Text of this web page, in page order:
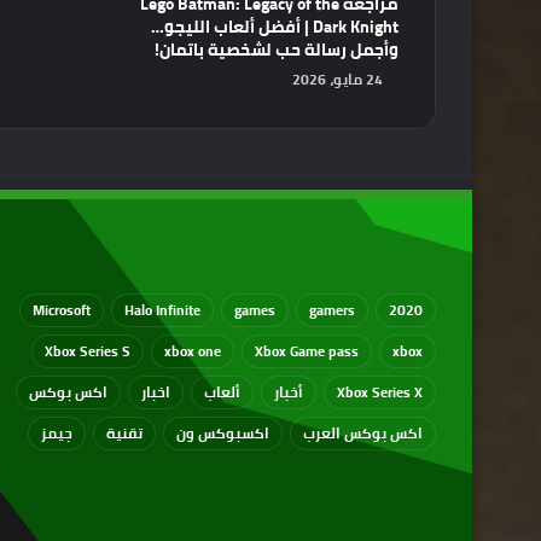
Dark Knight | أفضل ألعاب الليجو…
وأجمل رسالة حب لشخصية باتمان!
24 مايو، 2026
2020
gamers
games
Halo Infinite
Microsoft
xbox
Xbox Game pass
xbox one
Xbox Series S
Xbox Series X
أخبار ألعاب اخبار
اكس بوكس
اكس بوكس العرب
اكسبوكس ون تقنية جيمز